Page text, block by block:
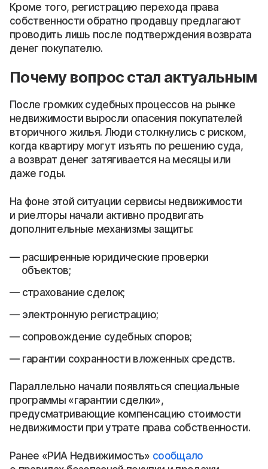
Кроме того, регистрацию перехода права
собственности обратно продавцу предлагают
проводить лишь после подтверждения возврата
денег покупателю.
Почему вопрос стал актуальным
После громких судебных процессов на рынке
недвижимости выросли опасения покупателей
вторичного жилья. Люди столкнулись с риском,
когда квартиру могут изъять по решению суда,
а возврат денег затягивается на месяцы или
даже годы.
На фоне этой ситуации сервисы недвижимости
и риелторы начали активно продвигать
дополнительные механизмы защиты:
расширенные юридические проверки
объектов;
страхование сделок;
электронную регистрацию;
сопровождение судебных споров;
гарантии сохранности вложенных средств.
Параллельно начали появляться специальные
программы «гарантии сделки»,
предусматривающие компенсацию стоимости
недвижимости при утрате права собственности.
Ранее «РИА Недвижимость» сообщало